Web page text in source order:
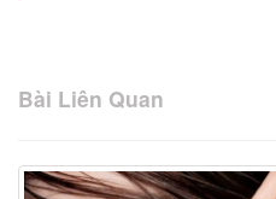
Bài Liên Quan